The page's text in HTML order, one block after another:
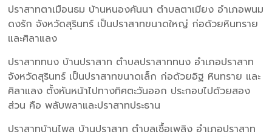
ปราสาทตาเมือนธม บ้านหนองคันนา ตำบลตาเมียง อำเภอพนม
ดงรัก จังหวัดสุรินทร์ เป็นปราสาทขนาดใหญ่ ก่อด้วยหินทราย
และศิลาแลง
ปราสาททนง บ้านปราสาท ตำบลปราสาททนง อำเภอปราสาท
จังหวัดสุรินทร์ เป็นปราสาทขนาดเล็ก ก่อด้วยอิฐ หินทราย และ
ศิลาแลง ตั้งหันหน้าไปทางทิศตะวันออก ประกอบไปด้วยสอง
ส่วน คือ พลับพลาและปราสาทประธาน
ปราสาทบ้านไพล บ้านปราสาท ตำบลเชื้อเพลิง อำเภอปราสาท